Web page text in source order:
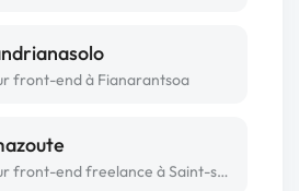
front-end à Fianarantsoa
Développeur front-end freelance à Saint-suzanne